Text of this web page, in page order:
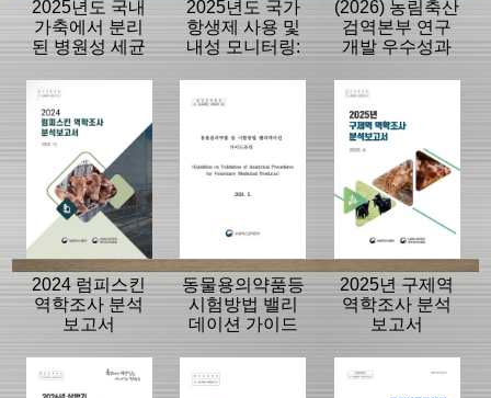
2025년도 국내
가축에서 분리
된 병원성 세균
모니터링 결과
2025년도 국가
항생제 사용 및
내성 모니터링:
(2026) 농림축산
검역본부 연구
개발 우수성과
2024 럼피스킨
역학조사 분석
보고서
동물용의약품등
시험방법 밸리
데이션 가이드
2025년 구제역
역학조사 분석
보고서